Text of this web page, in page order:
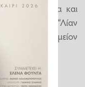
την ημέρα και
του ηλί­ου. “Λίαν
επί το μνημείον